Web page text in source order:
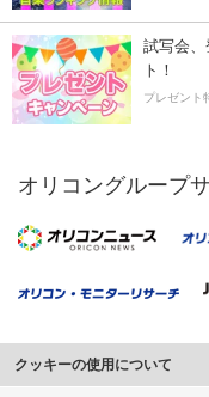
試写会
ト！
プレゼント
オリコングループ
クッキーの使用について